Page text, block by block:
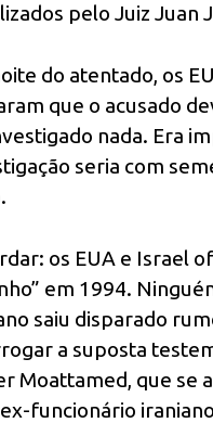
pelo Juiz Juan
do atentado, os
que o acusado
nada. Era
seria com
os EUA e Israel
em 1994.
saiu disparado
a suposta
Moattamed, que se
funcionário